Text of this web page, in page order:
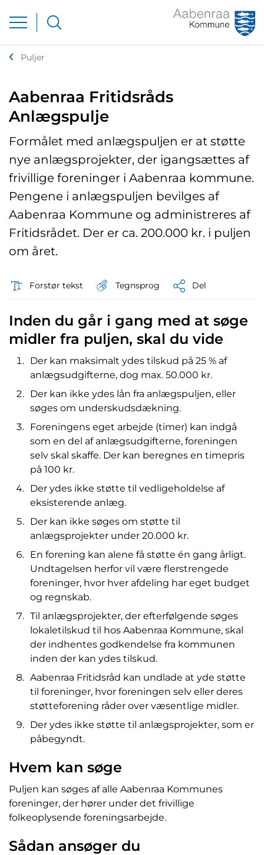
Puljer
Aabenraa Fritidsråds
Anlægspulje
Formålet med anlægspuljen er at støtte
nye anlægsprojekter, der igangsættes af
frivillige foreninger i Aabenraa kommune.
Pengene i anlægspuljen bevilges af
Aabenraa Kommune og administreres af
Fritidsrådet. Der er ca. 200.000 kr. i puljen
om året.
Forstør tekst Tegnsprog Del
Inden du går i gang med at søge
midler fra puljen, skal du vide
Der kan maksimalt ydes tilskud på 25 % af
anlægsudgifterne, dog max. 50.000 kr.
Der kan ikke ydes lån fra anlægspuljen, eller
søges om underskudsdækning.
Foreningens eget arbejde (timer) kan indgå
som en del af anlægsudgifterne, foreningen
selv skal skaffe. Der kan beregnes en timepris
på 100 kr.
Der ydes ikke støtte til vedligeholdelse af
eksisterende anlæg.
Der kan ikke søges om støtte til
anlægsprojekter under 20.000 kr.
En forening kan alene få støtte én gang årligt.
Undtagelsen herfor vil være flerstrengede
foreninger, hvor hver afdeling har eget budget
og regnskab.
Til anlægsprojekter, der efterfølgende søges
lokaletilskud til hos Aabenraa Kommune, skal
der indhentes godkendelse fra kommunen
inden der kan ydes tilskud.
Aabenraa Fritidsråd kan undlade at yde støtte
til foreninger, hvor foreningen selv eller deres
støtteforening råder over væsentlige midler.
Der ydes ikke støtte til anlægsprojekter, som er
påbegyndt.
Hvem kan søge
Puljen kan søges af alle Aabenraa Kommunes
foreninger, der hører under det frivillige
folkeoplysende foreningsarbejde.
Sådan ansøger du